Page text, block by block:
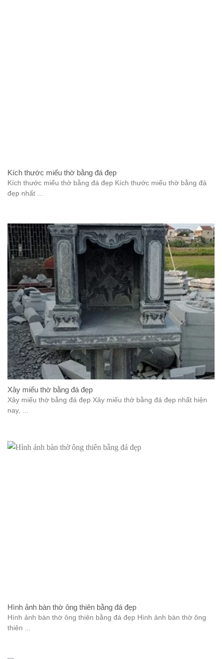
Kích thước miếu thờ bằng đá đẹp
Kích thước miếu thờ bằng đá đẹp Kích thước miếu thờ bằng đá
đẹp nhất ...
Xây miếu thờ bằng đá đẹp
Xây miếu thờ bằng đá đẹp Xây miếu thờ bằng đá đẹp nhất hiện
nay, ...
Hình ảnh bàn thờ ông thiên bằng đá đẹp
Hình ảnh bàn thờ ông thiên bằng đá đẹp Hình ảnh bàn thờ ông
thiên ...